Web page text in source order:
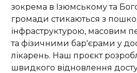
зокрема в Ізюмському та
громади стикаються з
інфраструктурою, масовим
та фізичними бар'єрами у
лікарень. Наш проєкт
швидкого відновлення